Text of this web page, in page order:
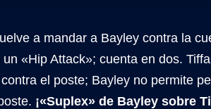
a mandar a Bayley contra la
«Hip Attack»; cuenta en dos.
el poste; Bayley no permite
¡«Suplex» de Bayley sobre